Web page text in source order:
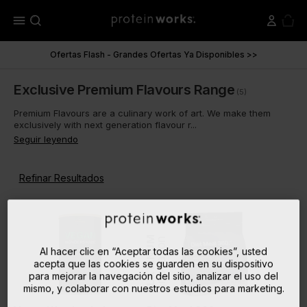
menu
Ofertas Flash - Grandes Ofertas Ya Disponibles >>
Exclusive Premium Flavours Range (5)
Premium Flavours are a culinary work of art. We make them
exclusively with next generation flavour r...
Seguir leyendo
Refinar Resultados
PLATINUMInnovation
Al hacer clic en “Aceptar todas las cookies”, usted
acepta que las cookies se guarden en su dispositivo
para mejorar la navegación del sitio, analizar el uso del
mismo, y colaborar con nuestros estudios para marketing.